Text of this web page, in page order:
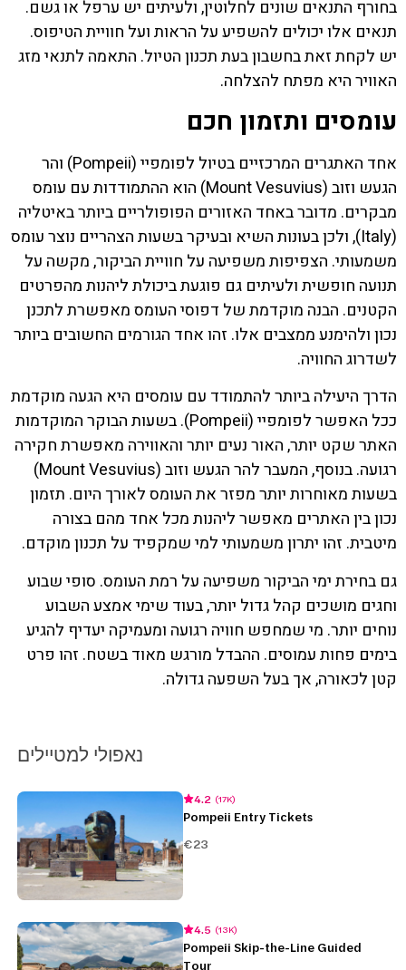
בחורף התנאים שונים לחלוטין, ולעיתים יש ערפל או גשם.
תנאים אלו יכולים להשפיע על הראות ועל חוויית הטיפוס.
יש לקחת זאת בחשבון בעת תכנון הטיול. התאמה לתנאי מזג
האוויר היא מפתח להצלחה.
עומסים ותזמון חכם
אחד האתגרים המרכזיים בטיול לפומפיי (Pompeii) והר
הגעש וזוב (Mount Vesuvius) הוא ההתמודדות עם עומס
מבקרים. מדובר באחד האזורים הפופולריים ביותר באיטליה
(Italy), ולכן בעונות השיא ובעיקר בשעות הצהריים נוצר עומס
משמעותי. הצפיפות משפיעה על חוויית הביקור, מקשה על
תנועה חופשית ולעיתים גם פוגעת ביכולת ליהנות מהפרטים
הקטנים. הבנה מוקדמת של דפוסי העומס מאפשרת לתכנן
נכון ולהימנע ממצבים אלו. זהו אחד הגורמים החשובים ביותר
לשדרוג החוויה.
הדרך היעילה ביותר להתמודד עם עומסים היא הגעה מוקדמת
ככל האפשר לפומפיי (Pompeii). בשעות הבוקר המוקדמות
האתר שקט יותר, האור נעים יותר והאווירה מאפשרת חקירה
רגועה. בנוסף, המעבר להר הגעש וזוב (Mount Vesuvius)
בשעות מאוחרות יותר מפזר את העומס לאורך היום. תזמון
נכון בין האתרים מאפשר ליהנות מכל אחד מהם בצורה
מיטבית. זהו יתרון משמעותי למי שמקפיד על תכנון מוקדם.
גם בחירת ימי הביקור משפיעה על רמת העומס. סופי שבוע
וחגים מושכים קהל גדול יותר, בעוד שימי אמצע השבוע
נוחים יותר. מי שמחפש חוויה רגועה ומעמיקה יעדיף להגיע
בימים פחות עמוסים. ההבדל מורגש מאוד בשטח. זהו פרט
קטן לכאורה, אך בעל השפעה גדולה.